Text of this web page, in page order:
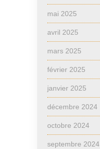
mai 2025
avril 2025
mars 2025
février 2025
janvier 2025
décembre 2024
octobre 2024
septembre 2024